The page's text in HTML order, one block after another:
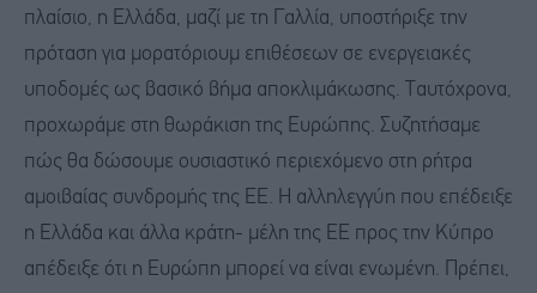
πλαίσιο, η Ελλάδα, μαζί με τη Γαλλία, υποστήριξε την
πρόταση για μορατόριουμ επιθέσεων σε ενεργειακές
υποδομές ως βασικό βήμα αποκλιμάκωσης. Ταυτόχρονα,
προχωράμε στη θωράκιση της Ευρώπης. Συζητήσαμε
πώς θα δώσουμε ουσιαστικό περιεχόμενο στη ρήτρα
αμοιβαίας συνδρομής της ΕΕ. Η αλληλεγγύη που επέδειξε
η Ελλάδα και άλλα κράτη- μέλη της ΕΕ προς την Κύπρο
απέδειξε ότι η Ευρώπη μπορεί να είναι ενωμένη. Πρέπει,